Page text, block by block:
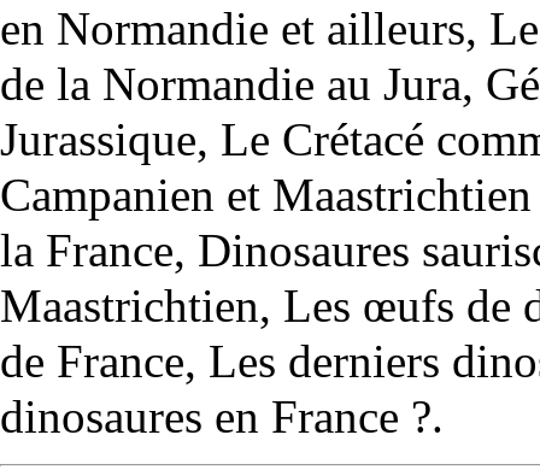
en Normandie et ailleurs,
de la Normandie au Jura,
Jurassique, Le Crétacé
Campanien et
la France, Dinosaures
Maastrichtien, Les œufs de
de France, Les derniers
dinosaures en France ?.